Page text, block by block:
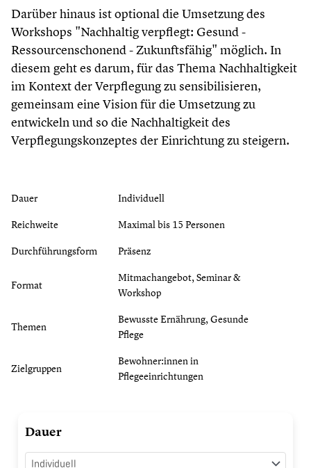
Darüber hinaus ist optional die Umsetzung des
Workshops "Nachhaltig verpflegt: Gesund -
Ressourcenschonend - Zukunftsfähig" möglich. In
diesem geht es darum, für das Thema Nachhaltigkeit
im Kontext der Verpflegung zu sensibilisieren,
gemeinsam eine Vision für die Umsetzung zu
entwickeln und so die Nachhaltigkeit des
Verpflegungskonzeptes der Einrichtung zu steigern.
Dauer
Individuell
Reichweite
Maximal bis 15 Personen
Durchführungsform
Präsenz
Format
Mitmachangebot, Seminar &
Workshop
Themen
Bewusste Ernährung, Gesunde
Pflege
Zielgruppen
Bewohner:innen in
Pflegeeinrichtungen
Dauer
PROBIER